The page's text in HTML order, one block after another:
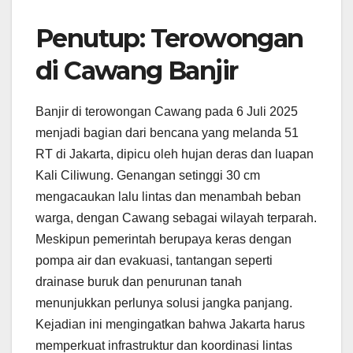
Penutup: Terowongan
di Cawang Banjir
Banjir di terowongan Cawang pada 6 Juli 2025
menjadi bagian dari bencana yang melanda 51
RT di Jakarta, dipicu oleh hujan deras dan luapan
Kali Ciliwung. Genangan setinggi 30 cm
mengacaukan lalu lintas dan menambah beban
warga, dengan Cawang sebagai wilayah terparah.
Meskipun pemerintah berupaya keras dengan
pompa air dan evakuasi, tantangan seperti
drainase buruk dan penurunan tanah
menunjukkan perlunya solusi jangka panjang.
Kejadian ini mengingatkan bahwa Jakarta harus
memperkuat infrastruktur dan koordinasi lintas